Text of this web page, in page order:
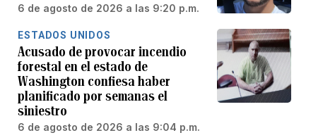
6 de agosto de 2026 a las 9:20 p.m.
ESTADOS UNIDOS
Acusado de provocar incendio
forestal en el estado de
Washington confiesa haber
planificado por semanas el
siniestro
6 de agosto de 2026 a las 9:04 p.m.